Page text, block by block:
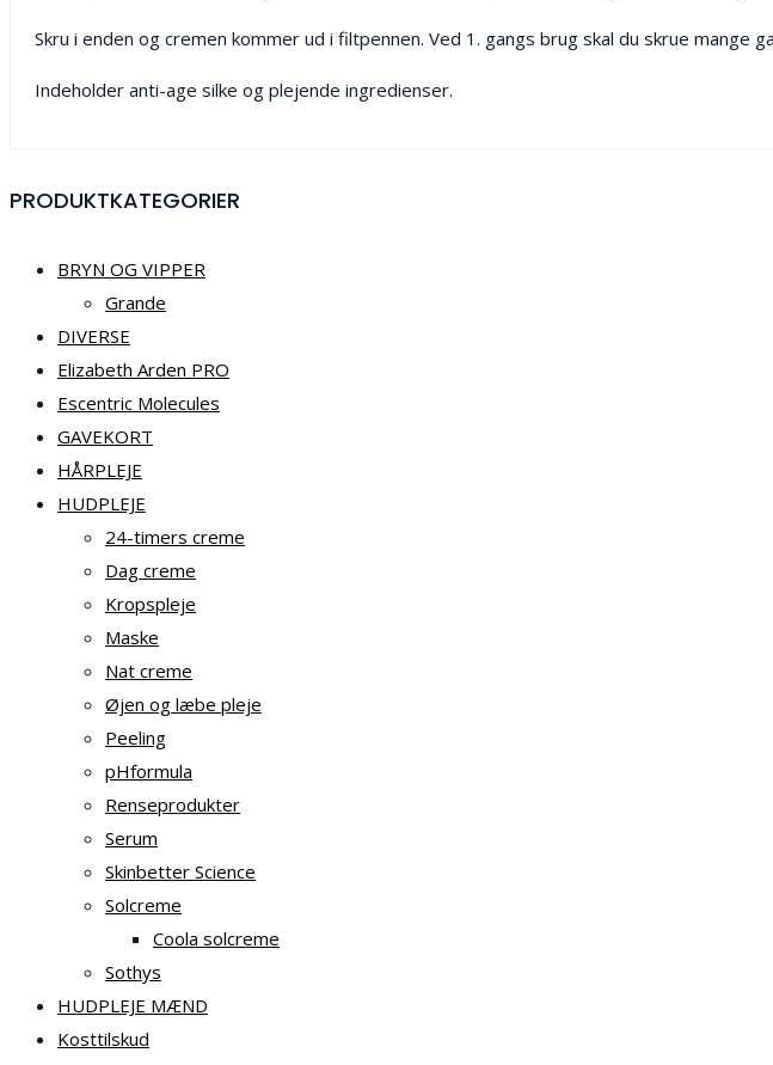
Skru i enden og cremen kommer ud i filtpennen. Ved 1. gangs brug skal du skrue mange
Indeholder anti-age silke og plejende ingredienser.
PRODUKTKATEGORIER
BRYN OG VIPPER
Grande
DIVERSE
Elizabeth Arden PRO
Escentric Molecules
GAVEKORT
HÅRPLEJE
HUDPLEJE
24-timers creme
Dag creme
Kropspleje
Maske
Nat creme
Øjen og læbe pleje
Peeling
pHformula
Renseprodukter
Serum
Skinbetter Science
Solcreme
Coola solcreme
Sothys
HUDPLEJE MÆND
Kosttilskud